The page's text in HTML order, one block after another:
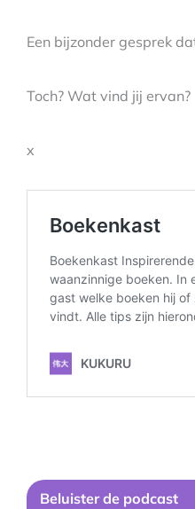
Een bijzonder gesprek
Toch? Wat vind jij ervan?
x
Beluister de podcast